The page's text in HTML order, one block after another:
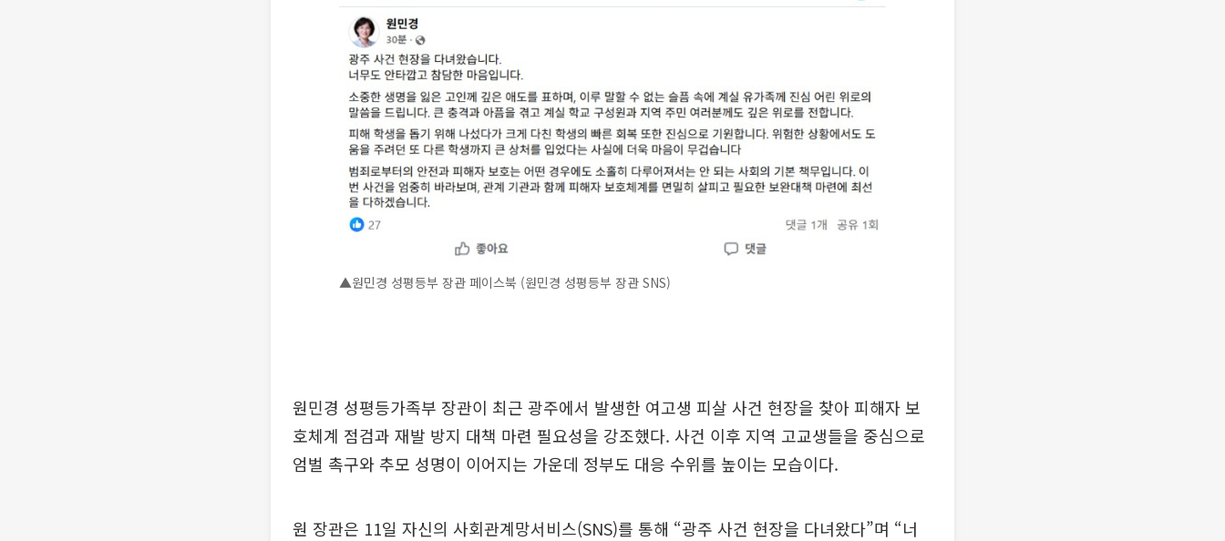
▲원민경 성평등부 장관 페이스북 (원민경 성평등부 장관 SNS)
원민경 성평등가족부 장관이 최근 광주에서 발생한 여고생 피살 사건 현장을 찾아 피해자 보
호체계 점검과 재발 방지 대책 마련 필요성을 강조했다. 사건 이후 지역 고교생들을 중심으로
엄벌 촉구와 추모 성명이 이어지는 가운데 정부도 대응 수위를 높이는 모습이다.
원 장관은 11일 자신의 사회관계망서비스(SNS)를 통해 “광주 사건 현장을 다녀왔다”며 “너